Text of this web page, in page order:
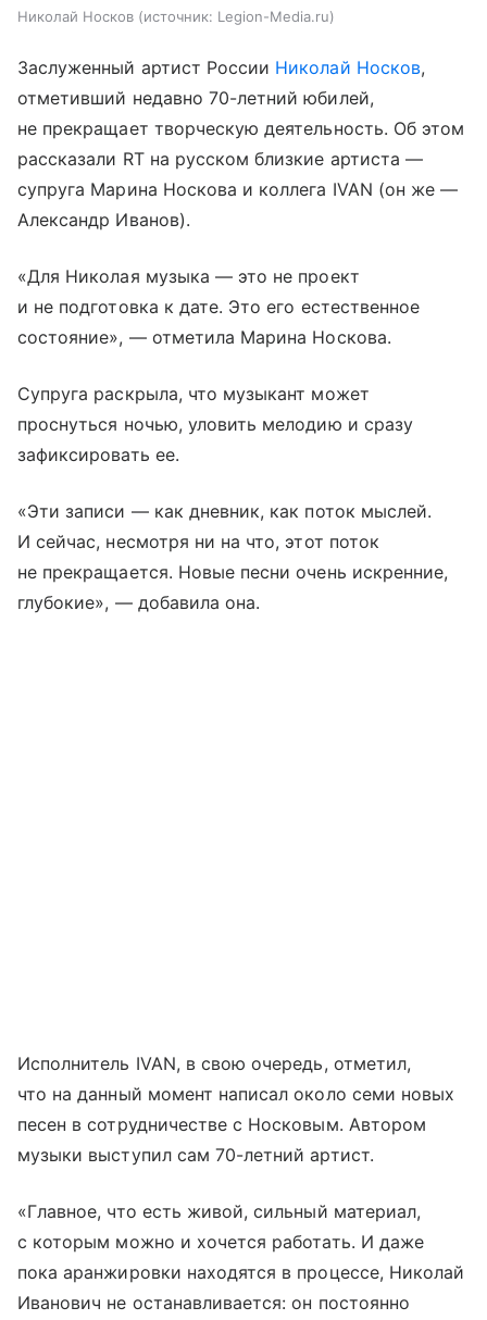
Николай Носков источник: Legion-Media.ru
Заслуженный артист России Николай Носков,
отметивший недавно 70-летний юбилей,
не прекращает творческую деятельность. Об этом
рассказали RT на русском близкие артиста —
супруга Марина Носкова и коллега IVAN (он же —
Александр Иванов).
«Для Николая музыка — это не проект
и не подготовка к дате. Это его естественное
состояние», — отметила Марина Носкова.
Супруга раскрыла, что музыкант может
проснуться ночью, уловить мелодию и сразу
зафиксировать ее.
«Эти записи — как дневник, как поток мыслей.
И сейчас, несмотря ни на что, этот поток
не прекращается. Новые песни очень искренние,
глубокие», — добавила она.
Исполнитель IVAN, в свою очередь, отметил,
что на данный момент написал около семи новых
песен в сотрудничестве с Носковым. Автором
музыки выступил сам 70-летний артист.
«Главное, что есть живой, сильный материал,
с которым можно и хочется работать. И даже
пока аранжировки находятся в процессе, Николай
Иванович не останавливается: он постоянно